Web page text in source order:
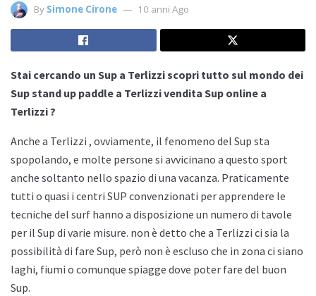
By Simone Cirone 10 anni Ago
Stai cercando un Sup a Terlizzi scopri tutto sul mondo dei
Sup stand up paddle a Terlizzi vendita Sup online a
Terlizzi ?
Anche a Terlizzi , ovviamente, il fenomeno del Sup sta
spopolando, e molte persone si avvicinano a questo sport
anche soltanto nello spazio di una vacanza. Praticamente
tutti o quasi i centri SUP convenzionati per apprendere le
tecniche del surf hanno a disposizione un numero di tavole
per il Sup di varie misure. non è detto che a Terlizzi ci sia la
possibilità di fare Sup, però non è escluso che in zona ci siano
laghi, fiumi o comunque spiagge dove poter fare del buon
Sup.